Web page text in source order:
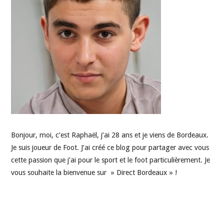
Bonjour, moi, c’est Raphaël, j’ai 28 ans et je viens de Bordeaux.
Je suis joueur de Foot. J’ai créé ce blog pour partager avec vous
cette passion que j’ai pour le sport et le foot particulièrement. Je
vous souhaite la bienvenue sur » Direct Bordeaux » !